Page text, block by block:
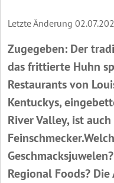
Letzte Änderung
Zugegeben: Der
das frittierte Huhn
Restaurants von
Kentuckys,
River Valley, ist
Regional Foods?